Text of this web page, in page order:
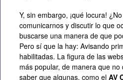
Y, sin embargo, ¡qué locura!
comunicarnos y discutir lo que
buscarse una manera de que
Pero sí que la hay: Avisando
habilitadas. La figura de las
más popular, de manera que
saber que algunas, como el AV